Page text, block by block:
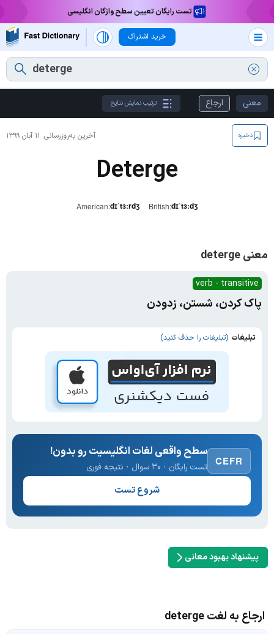
تست رایگان تعیین سطح واژگان انگلیسی
خرید اشتراک
معنی ارجاع ترتیب نمایش نتایج
آخرین به‌روزرسانی: ۱۱ آبان ۱۳۹۹ ذخیره
Deterge
American:dɪˈtɜːrdʒ British:dɪˈtɜːdʒ
معنی deterge
verb - transitive
پاک کردن، شستن، زدودن
تبلیغات (تبلیغات را حذف کنید)
CEFR
سطح واقعی لغات انگلیسیت رو بدون!
تست رایگان · ۳۰ سوال · نتیجه فوری
شروع تست
پیشنهاد بهبود معانی
ارجاع به لغت deterge